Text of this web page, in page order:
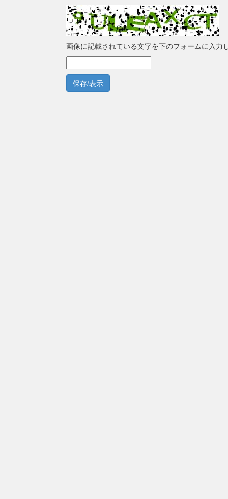
画像に記載されている文字を下のフォームに入力
保存/表示